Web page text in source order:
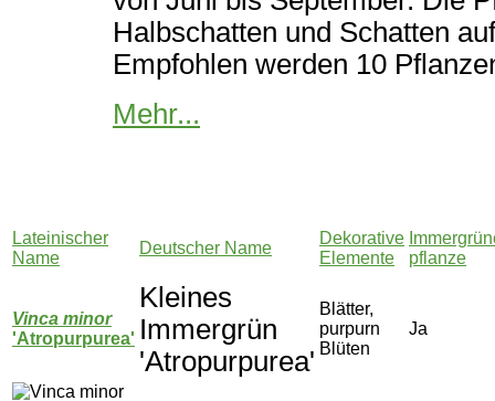
Halbschatten und Schatten
Empfohlen werden 10
Mehr...
Lateinischer
Name
Deutscher Name
Dekorative
Elemente
pflanze
Vinca minor
'Atropurpurea'
Kleines
Immergrün
'Atropurpurea'
Blätter,
purpurn
Blüten
Ja